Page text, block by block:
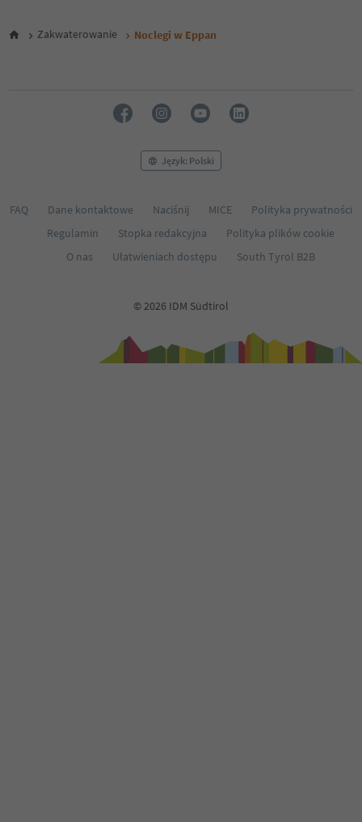
Zakwaterowanie Noclegi w Eppan
Język: Polski
FAQ Dane kontaktowe Naciśnij MICE
Polityka prywatności
Regulamin
Stopka redakcyjna
Polityka plików cookie
O nas
Ułatwieniach dostępu South Tyrol B2B
© 2026 IDM Südtirol